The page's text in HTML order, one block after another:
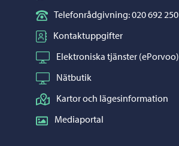
Telefonrådgivning: 020 692 250
Kontaktuppgifter
Elektroniska tjänster (ePorvoo)
Nätbutik
Kartor och lägesinformation
Mediaportal